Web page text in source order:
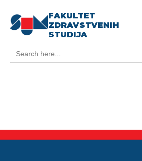
FAKULTET
ZDRAVSTVENIH
STUDIJA
for: